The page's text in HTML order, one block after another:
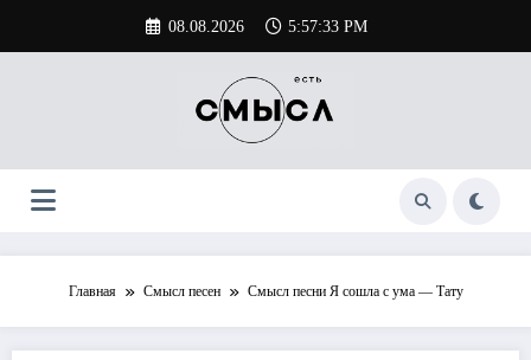
содержимому
08.08.2026 5:57:34 PM
Главная Смысл песен Смысл песни Я сошла с ума — Тату